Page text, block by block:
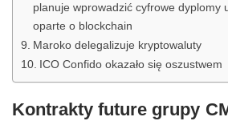
planuje wprowadzić cyfrowe dyplomy
oparte o blockchain
Maroko delegalizuje kryptowaluty
ICO Confido okazało się oszustwem
Kontrakty future grupy